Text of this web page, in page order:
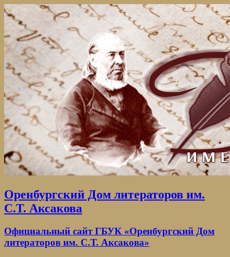
Оренбургский Дом литераторов им.
С.Т. Аксакова
Официальный сайт ГБУК «Оренбургский Дом
литераторов им. С.Т. Аксакова»